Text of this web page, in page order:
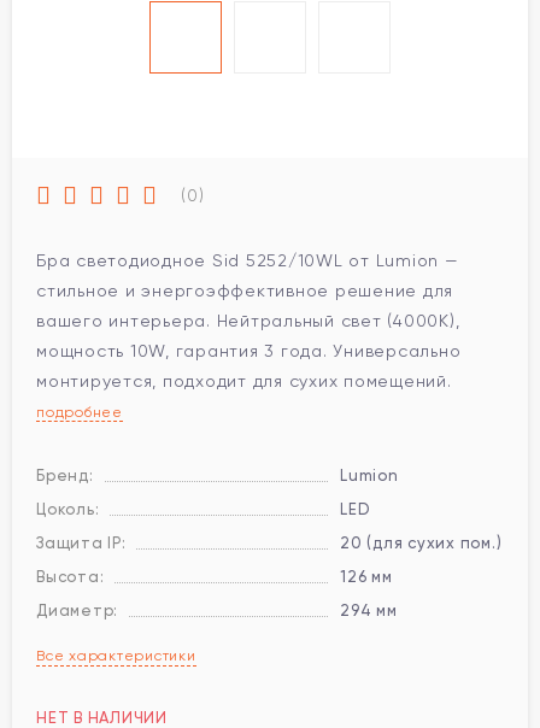
(0)
Бра светодиодное Sid 5252/10WL от Lumion —
стильное и энергоэффективное решение для
вашего интерьера. Нейтральный свет (4000K),
мощность 10W, гарантия 3 года. Универсально
монтируется, подходит для сухих помещений.
подробнее
Бренд:
Lumion
Цоколь:
LED
Защита IP:
20 (для сухих пом.)
Высота:
126 мм
Диаметр:
294 мм
Все характеристики
НЕТ В НАЛИЧИИ